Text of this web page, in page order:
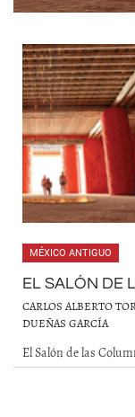
MÉXICO ANTIGUO
EL SALÓN DE
CARLOS ALBERTO
DUEÑAS GARCÍA
El Salón de las